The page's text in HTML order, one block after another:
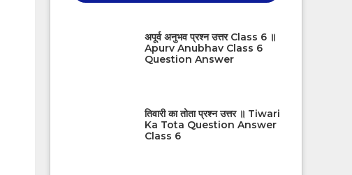
अपूर्व अनुभव प्रश्न उत्तर Class 6 ॥
Apurv Anubhav Class 6
Question Answer
तिवारी का तोता प्रश्न उत्तर ॥ Tiwari
Ka Tota Question Answer
Class 6